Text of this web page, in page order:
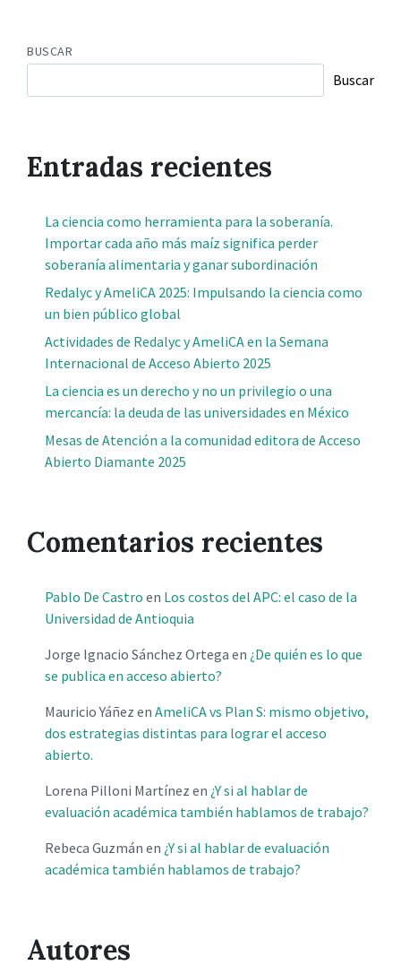
BUSCAR
Buscar
Entradas recientes
La ciencia como herramienta para la soberanía.
Importar cada año más maíz significa perder
soberanía alimentaria y ganar subordinación
Redalyc y AmeliCA 2025: Impulsando la ciencia como
un bien público global
Actividades de Redalyc y AmeliCA en la Semana
Internacional de Acceso Abierto 2025
La ciencia es un derecho y no un privilegio o una
mercancía: la deuda de las universidades en México
Mesas de Atención a la comunidad editora de Acceso
Abierto Diamante 2025
Comentarios recientes
Pablo De Castro en Los costos del APC: el caso de la
Universidad de Antioquia
Jorge Ignacio Sánchez Ortega en ¿De quién es lo que
se publica en acceso abierto?
Mauricio Yáñez en AmeliCA vs Plan S: mismo objetivo,
dos estrategias distintas para lograr el acceso
abierto.
Lorena Pilloni Martínez en ¿Y si al hablar de
evaluación académica también hablamos de trabajo?
Rebeca Guzmán en ¿Y si al hablar de evaluación
académica también hablamos de trabajo?
Autores